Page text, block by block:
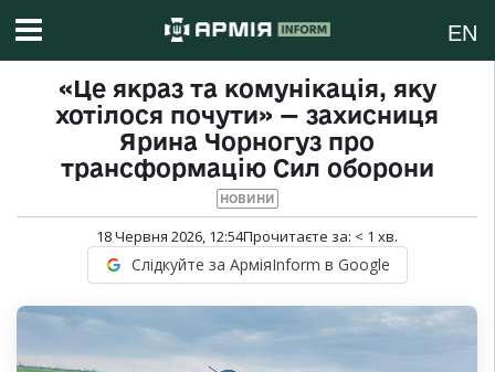
EN
«Це якраз та комунікація, яку
хотілося почути» — захисниця
Ярина Чорногуз про
трансформацію Сил оборони
НОВИНИ
18 Червня 2026, 12:54Прочитаєте за: < 1 хв.
Слідкуйте за АрміяInform в Google